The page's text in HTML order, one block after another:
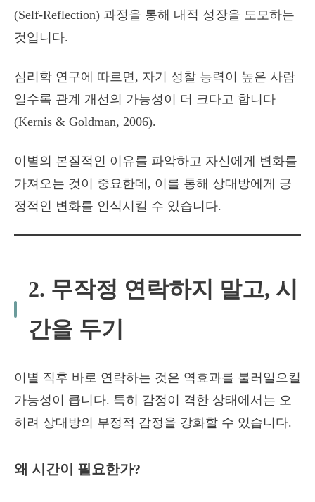
(Self-Reflection) 과정을 통해 내적 성장을 도모하는
것입니다.
심리학 연구에 따르면, 자기 성찰 능력이 높은 사람
일수록 관계 개선의 가능성이 더 크다고 합니다
(Kernis & Goldman, 2006).
이별의 본질적인 이유를 파악하고 자신에게 변화를
가져오는 것이 중요한데, 이를 통해 상대방에게 긍
정적인 변화를 인식시킬 수 있습니다.
2. 무작정 연락하지 말고, 시
간을 두기
이별 직후 바로 연락하는 것은 역효과를 불러일으킬
가능성이 큽니다. 특히 감정이 격한 상태에서는 오
히려 상대방의 부정적 감정을 강화할 수 있습니다.
왜 시간이 필요한가?